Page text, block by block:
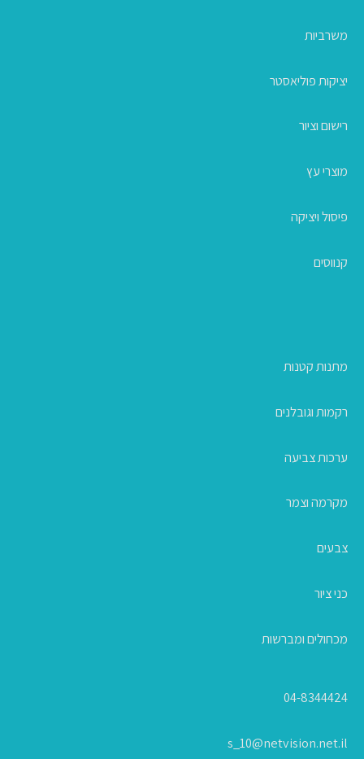
משרביות
יציקות פוליאסטר
רישום וציור
מוצרי עץ
פיסול ויציקה
קנווסים
מתנות קטנות
רקמות וגובלנים
ערכות צביעה
מקרמה וצמר
צבעים
כני ציור
מכחולים ומברשות
04-8344424
s_10@netvision.net.il